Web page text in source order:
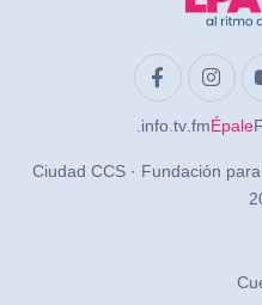
.info .tv .fmÉpale
Ciudad CCS · Fundación